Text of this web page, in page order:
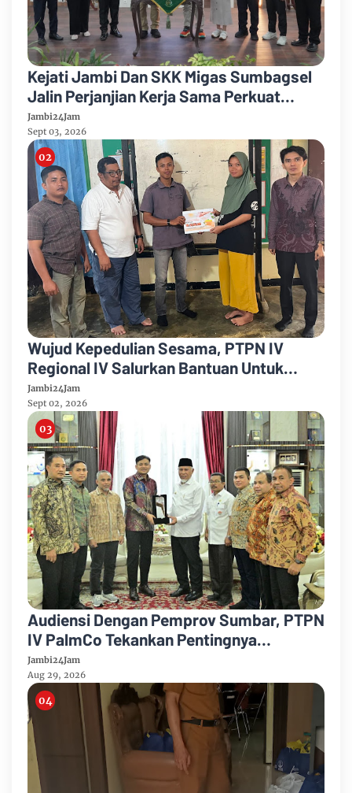
Kejati Jambi Dan SKK Migas Sumbagsel
Jalin Perjanjian Kerja Sama Perkuat
Kepastian Hukum
Jambi24Jam
Sept 03, 2026
Wujud Kepedulian Sesama, PTPN IV
Regional IV Salurkan Bantuan Untuk
Pengobatan Putri Karyawan Pemanen
Jambi24Jam
Sept 02, 2026
Audiensi Dengan Pemprov Sumbar, PTPN
IV PalmCo Tekankan Pentingnya
Harmonisasi Operasional Kebun
Jambi24Jam
Aug 29, 2026